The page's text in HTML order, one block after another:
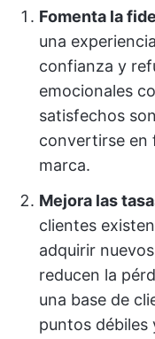
Fomenta la
una
confianza y
emocionales
satisfechos
convertirse en
marca.
Mejora las
clientes
adquirir
reducen la
una base de
puntos débiles